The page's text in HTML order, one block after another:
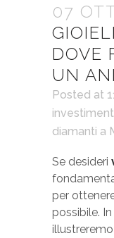
07
DOVE
UN
Posted at
diamanti a
Se desideri
per
possibile.